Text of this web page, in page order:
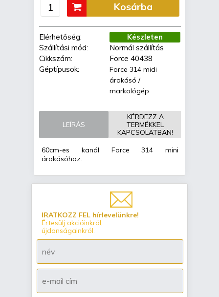
Elérhetőség:
Készleten
Szállítási mód:
Normál szállítás
Cikkszám:
Force 40438
Géptípusok:
Force 314 midi
árokásó /
markológép
Kosárba
LEÍRÁS
KÉRDEZZ A
TERMÉKKEL
KAPCSOLATBAN!
60cm-es kanál Force 314 mini
árokásóhoz.
IRATKOZZ FEL hírlevelünkre!
Értesülj akcióinkról,
újdonságainkról.